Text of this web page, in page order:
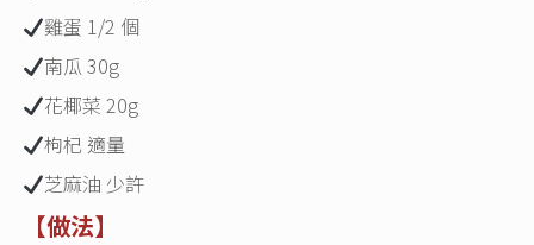
雞蛋 1/2 個
南瓜 30g
花椰菜 20g
枸杞 適量
芝麻油 少許
【做法】